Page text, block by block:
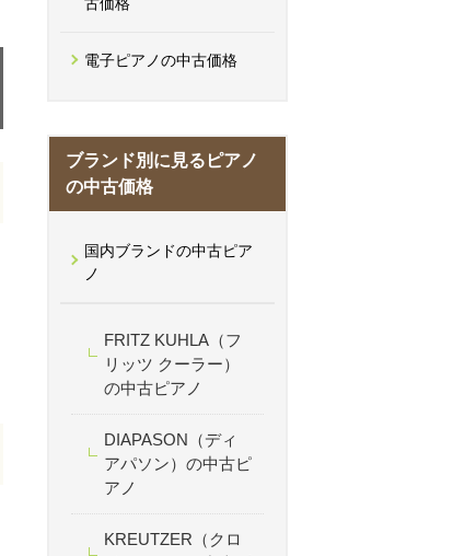
電子ピアノの中古価格
ブランド別に見るピアノ
の中古価格
国内ブランドの中古ピア
ノ
FRITZ KUHLA（フ
リッツ クーラー）
の中古ピアノ
DIAPASON（ディ
アパソン）の中古ピ
アノ
KREUTZER（クロ